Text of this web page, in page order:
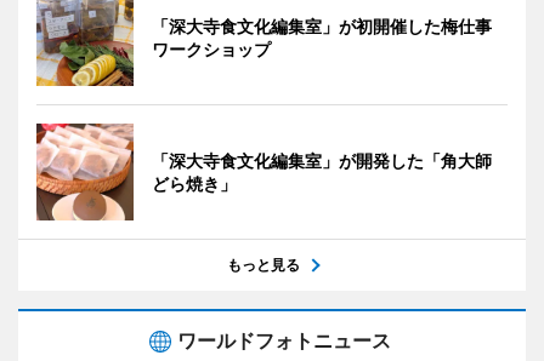
「深大寺食文化編集室」が初開催した梅仕事
ワークショップ
「深大寺食文化編集室」が開発した「角大師
どら焼き」
もっと見る
ワールドフォトニュース